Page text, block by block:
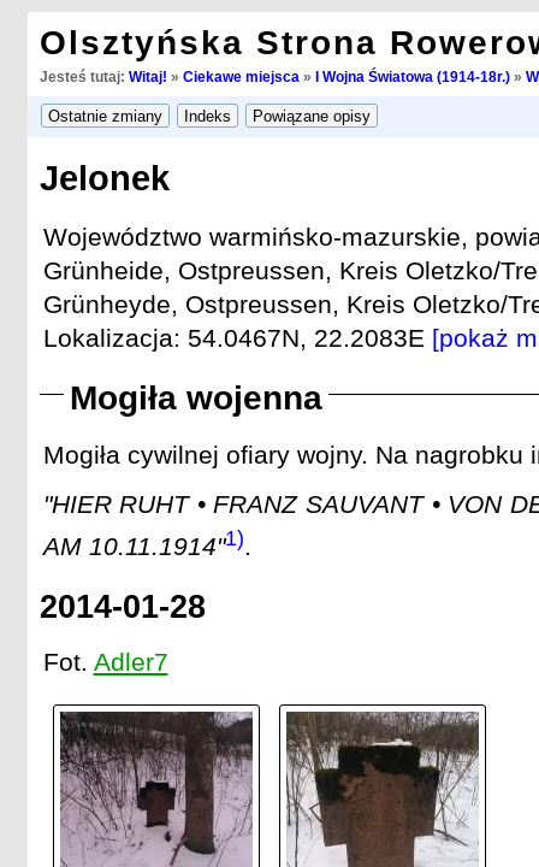
Olsztyńska Strona
Jesteś tutaj: Witaj! » Ciekawe miejsca » I Wojna Światowa (1914-18r.)»
Jelonek
Województwo warmińsko-mazurskie,
Grünheide, Ostpreussen, Kreis Oletzko/
Grünheyde, Ostpreussen, Kreis Oletzko/
Lokalizacja: 54.0467N, 22.2083E [pokaż
Mogiła wojenna
Mogiła cywilnej ofiary wojny. Na nagrobku
"HIER RUHT • FRANZ SAUVANT • VON
AM 10.11.1914"1).
2014-01-28
Fot. Adler7